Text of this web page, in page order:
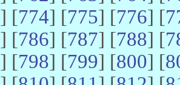
] [774] [775] [776] [
] [786] [787] [788] [
] [798] [799] [800] [